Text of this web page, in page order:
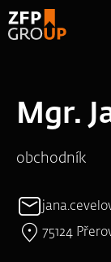
Mgr.
obchodník
75124